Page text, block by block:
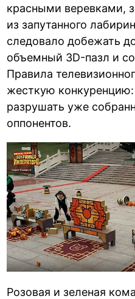
красными веревками,
из запутанного
следовало добежать
объемный 3D-пазл и
Правила
жесткую
разрушать уже
оппонентов.
Розовая и зеленая